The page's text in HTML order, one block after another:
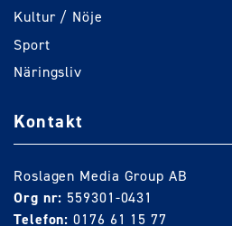
Kultur / Nöje
Sport
Näringsliv
Kontakt
Roslagen Media Group AB
Org nr: 559301-0431
Telefon: 0176 61 15 77